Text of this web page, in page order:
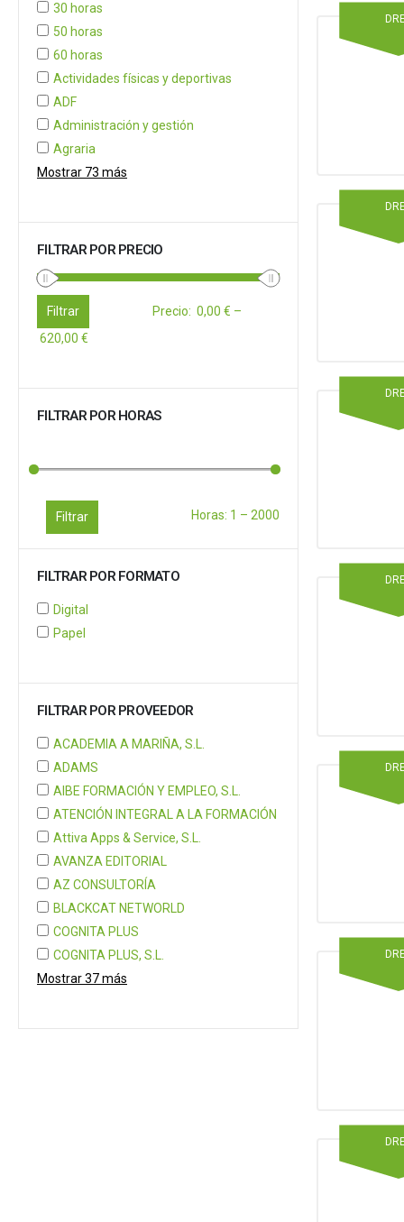
30 horas
50 horas
60 horas
Actividades físicas y deportivas
ADF
Administración y gestión
Agraria
Mostrar 73 más
FILTRAR POR PRECIO
Filtrar Precio: 0,00 € –
620,00 €
FILTRAR POR HORAS
Filtrar Horas: 1 – 2000
FILTRAR POR FORMATO
Digital
Papel
FILTRAR POR PROVEEDOR
ACADEMIA A MARIÑA, S.L.
ADAMS
AIBE FORMACIÓN Y EMPLEO, S.L.
ATENCIÓN INTEGRAL A LA FORMACIÓN
Attiva Apps & Service, S.L.
AVANZA EDITORIAL
AZ CONSULTORÍA
BLACKCAT NETWORLD
COGNITA PLUS
COGNITA PLUS, S.L.
Mostrar 37 más